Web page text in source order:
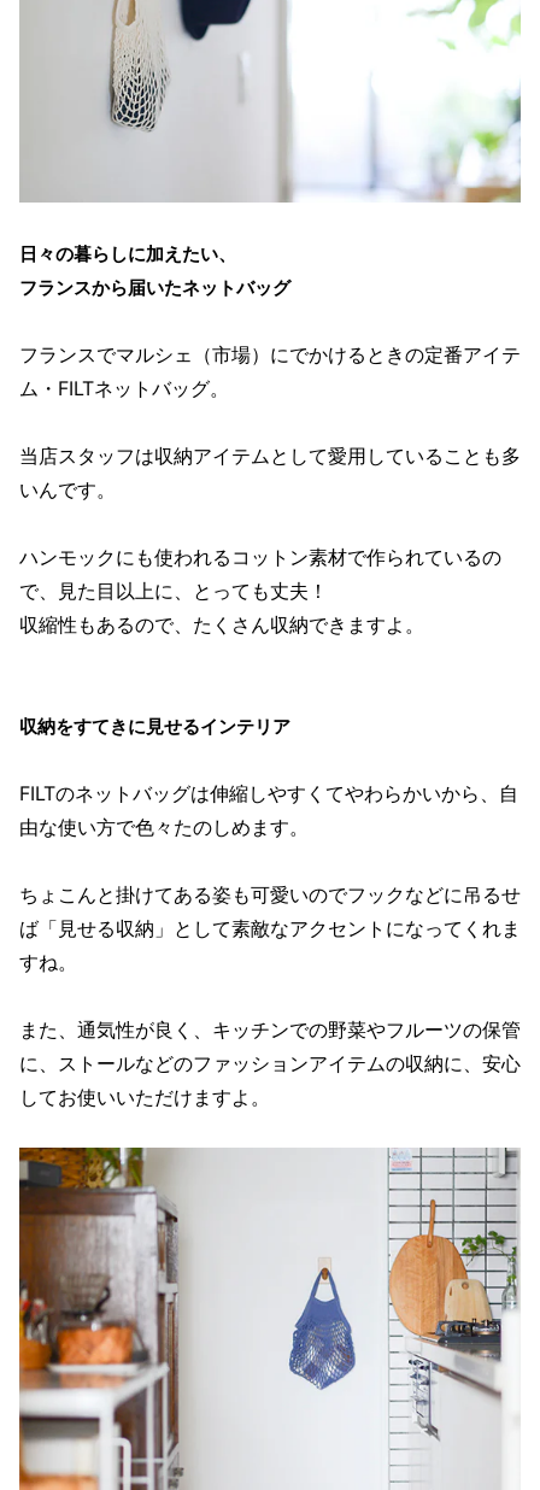
日々の暮らしに加えたい、
フランスから届いたネットバッグ
フランスでマルシェ（市場）にでかけるときの定番アイテ
ム・FILTネットバッグ。
当店スタッフは収納アイテムとして愛用していることも多
いんです。
ハンモックにも使われるコットン素材で作られているの
で、見た目以上に、とっても丈夫！
収縮性もあるので、たくさん収納できますよ。
収納をすてきに見せるインテリア
FILTのネットバッグは伸縮しやすくてやわらかいから、自
由な使い方で色々たのしめます。
ちょこんと掛けてある姿も可愛いのでフックなどに吊るせ
ば「見せる収納」として素敵なアクセントになってくれま
すね。
また、通気性が良く、キッチンでの野菜やフルーツの保管
に、ストールなどのファッションアイテムの収納に、安心
してお使いいただけますよ。